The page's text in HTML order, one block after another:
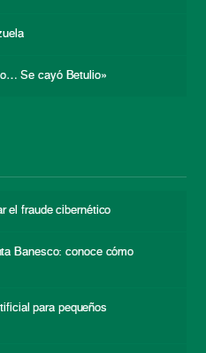
Se cayó Betulio»
el fraude cibernético
Banesco: conoce cómo
para pequeños